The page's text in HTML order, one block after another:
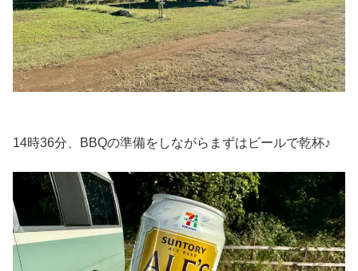
14時36分、BBQの準備をしながらまずはビールで乾杯♪